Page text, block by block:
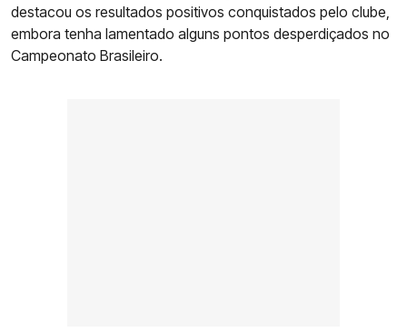
destacou os resultados positivos conquistados pelo clube,
embora tenha lamentado alguns pontos desperdiçados no
Campeonato Brasileiro.